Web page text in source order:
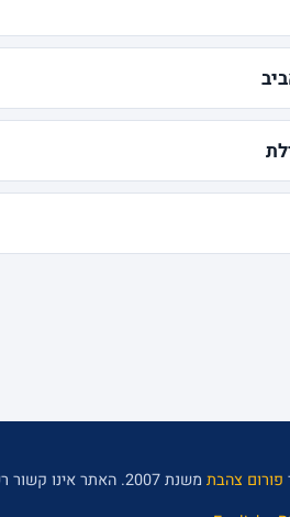
פורום צהבת משנת 2007. האתר אינו קשור רשמית למועדון מכבי תל אביב.